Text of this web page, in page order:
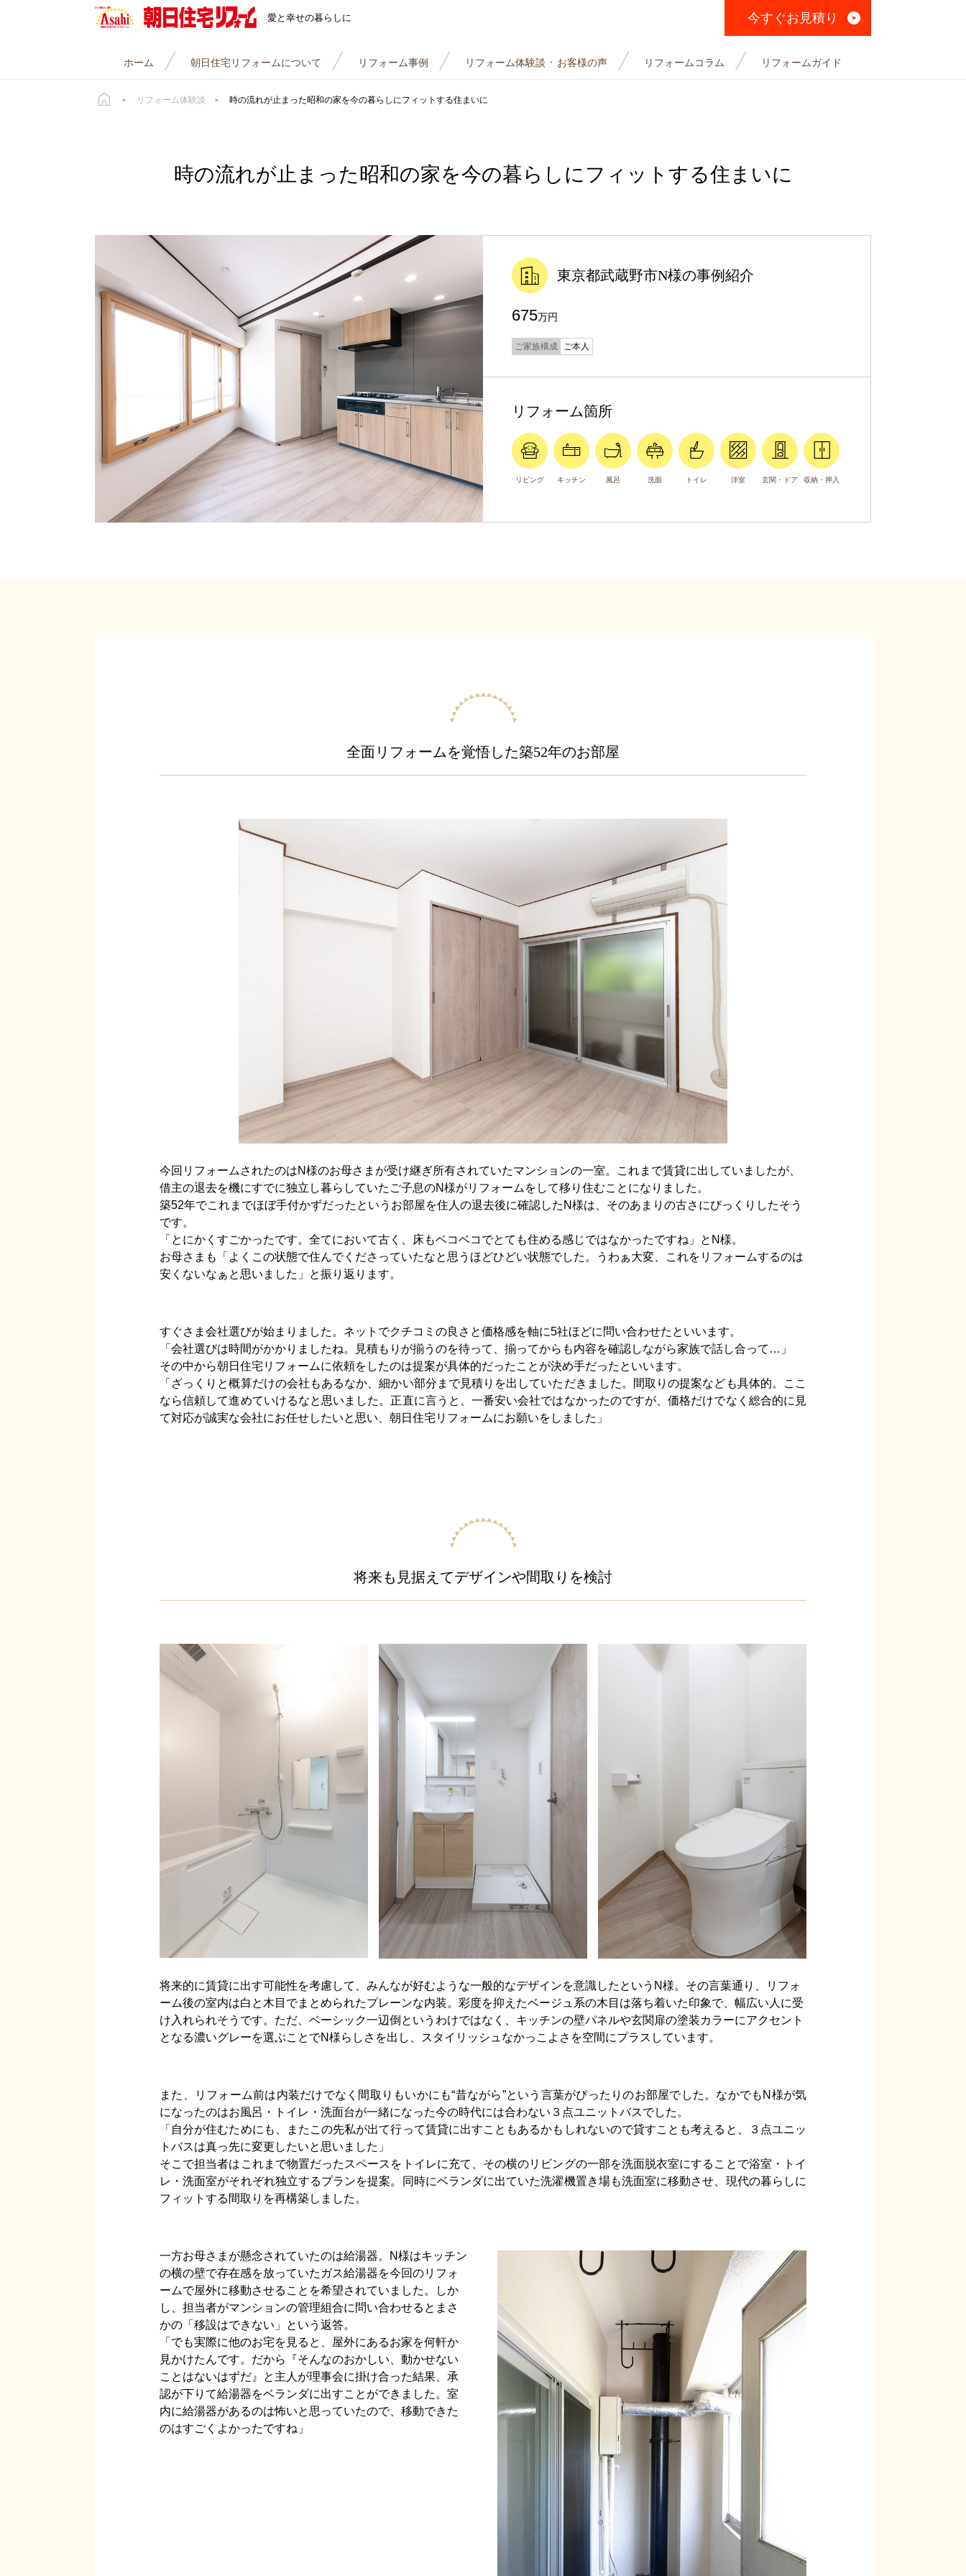
愛と幸せの暮らしに 今すぐお見積り
ホーム 朝日住宅リフォームについて リフォーム事例 リフォーム体験談 ・ お客様の声 リフォームコラム リフォームガイド
リフォーム体験談 時の流れが止まった昭和の家を今の暮らしにフィットする住まいに
時の流れが止まった昭和の家を今の暮らしにフィットする住まいに
東京都武蔵野市N様の事例紹介
675万円
ご家族構成 ご本人
リフォーム箇所
リビング キッチン 風呂 洗面 トイレ 洋室 玄関・ドア 収納・押入
全面リフォームを覚悟した築52年のお部屋
今回リフォームされたのはN様のお母さまが受け継ぎ所有されていたマンションの一室。これまで賃貸に出していましたが、
借主の退去を機にすでに独立し暮らしていたご子息のN様がリフォームをして移り住むことになりました。
築52年でこれまでほぼ手付かずだったというお部屋を住人の退去後に確認したN様は、そのあまりの古さにびっくりしたそう
です。
「とにかくすごかったです。全てにおいて古く、床もベコベコでとても住める感じではなかったですね」とN様。
お母さまも「よくこの状態で住んでくださっていたなと思うほどひどい状態でした。うわぁ大変、これをリフォームするのは
安くないなぁと思いました」と振り返ります。
すぐさま会社選びが始まりました。ネットでクチコミの良さと価格感を軸に5社ほどに問い合わせたといいます。
「会社選びは時間がかかりましたね。見積もりが揃うのを待って、揃ってからも内容を確認しながら家族で話し合って…」
その中から朝日住宅リフォームに依頼をしたのは提案が具体的だったことが決め手だったといいます。
「ざっくりと概算だけの会社もあるなか、細かい部分まで見積りを出していただきました。間取りの提案なども具体的。ここ
なら信頼して進めていけるなと思いました。正直に言うと、一番安い会社ではなかったのですが、価格だけでなく総合的に見
て対応が誠実な会社にお任せしたいと思い、朝日住宅リフォームにお願いをしました」
将来も見据えてデザインや間取りを検討
将来的に賃貸に出す可能性を考慮して、みんなが好むような一般的なデザインを意識したというN様。その言葉通り、リフォ
ーム後の室内は白と木目でまとめられたプレーンな内装。彩度を抑えたベージュ系の木目は落ち着いた印象で、幅広い人に受
け入れられそうです。ただ、ベーシック一辺倒というわけではなく、キッチンの壁パネルや玄関扉の塗装カラーにアクセント
となる濃いグレーを選ぶことでN様らしさを出し、スタイリッシュなかっこよさを空間にプラスしています。
また、リフォーム前は内装だけでなく間取りもいかにも“昔ながら”という言葉がぴったりのお部屋でした。なかでもN様が気
になったのはお風呂・トイレ・洗面台が一緒になった今の時代には合わない３点ユニットバスでした。
「自分が住むためにも、またこの先私が出て行って賃貸に出すこともあるかもしれないので貸すことも考えると、３点ユニッ
トバスは真っ先に変更したいと思いました」
そこで担当者はこれまで物置だったスペースをトイレに充て、その横のリビングの一部を洗面脱衣室にすることで浴室・トイ
レ・洗面室がそれぞれ独立するプランを提案。同時にベランダに出ていた洗濯機置き場も洗面室に移動させ、現代の暮らしに
フィットする間取りを再構築しました。
一方お母さまが懸念されていたのは給湯器。N様はキッチン
の横の壁で存在感を放っていたガス給湯器を今回のリフォ
ームで屋外に移動させることを希望されていました。しか
し、担当者がマンションの管理組合に問い合わせるとまさ
かの「移設はできない」という返答。
「でも実際に他のお宅を見ると、屋外にあるお家を何軒か
見かけたんです。だから『そんなのおかしい、動かせない
ことはないはずだ』と主人が理事会に掛け合った結果、承
認が下りて給湯器をベランダに出すことができました。室
内に給湯器があるのは怖いと思っていたので、移動できた
のはすごくよかったですね」